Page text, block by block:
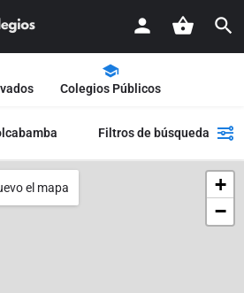
Colegios Públicos
Filtros de búsqueda
+
−
el mapa